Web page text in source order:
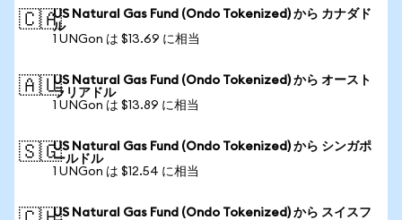
🇨🇦US Natural Gas Fund (Ondo Tokenized) から カナダド
ル
1 UNGon は $13.69 に相当
🇦🇺US Natural Gas Fund (Ondo Tokenized) から オースト
ラリアドル
1 UNGon は $13.89 に相当
🇸🇬US Natural Gas Fund (Ondo Tokenized) から シンガポ
ールドル
1 UNGon は $12.54 に相当
US Natural Gas Fund (Ondo Tokenized) から スイスフ